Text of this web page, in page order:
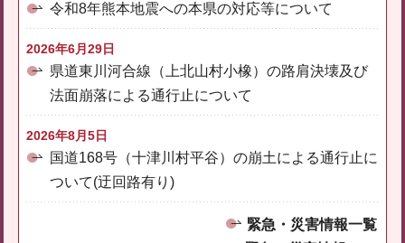
令和8年熊本地震への本県の対応等について
2026年6月29日
県道東川河合線（上北山村小橡）の路肩決壊及び
法面崩落による通行止について
2026年8月5日
国道168号（十津川村平谷）の崩土による通行止に
ついて(迂回路有り)
緊急・災害情報一覧